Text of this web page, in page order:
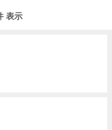
表示